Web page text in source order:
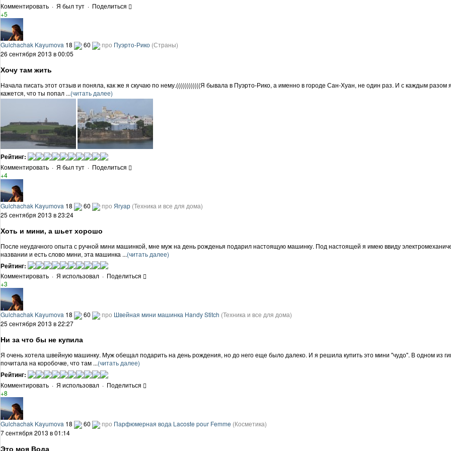
Комментировать · Я был тут · Поделиться
+5
Gulchachak Kayumova 18 60 про Пуэрто-Рико (Страны)
26 сентября 2013 в 00:05
Хочу там жить
Начала писать этот отзыв и поняла, как же я скучаю по нему.((((((((((((Я бывала в Пуэрто-Рико, а именно в городе Сан-Хуан, не один раз. И с каждым
кажется, что ты попал ...(читать далее)
Рейтинг:
Комментировать · Я был тут · Поделиться
+4
Gulchachak Kayumova 18 60 про Ягуар (Техника и все для дома)
25 сентября 2013 в 23:24
Хоть и мини, а шьет хорошо
После неудачного опыта с ручной мини машинкой, мне муж на день рожденья подарил настоящую машинку. Под настоящей я имею ввиду
названии и есть слово мини, эта машинка ...(читать далее)
Рейтинг:
Комментировать · Я использовал · Поделиться
+3
Gulchachak Kayumova 18 60 про Швейная мини машинка Handy Stitch (Техника и все для дома)
25 сентября 2013 в 22:27
Ни за что бы не купила
Я очень хотела швейную машинку. Муж обещал подарить на день рождения, но до него еще было далеко. И я решила купить это мини "чудо". В одном из
почитала на коробочке, что там ...(читать далее)
Рейтинг:
Комментировать · Я использовал · Поделиться
+8
Gulchachak Kayumova 18 60 про Парфюмерная вода Lacoste pour Femme (Косметика)
7 сентября 2013 в 01:14
Это моя Вода